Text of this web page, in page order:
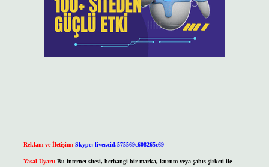
Reklam ve İletişim: Skype: live:.cid.575569c608265c69
Yasal Uyarı: Bu internet sitesi, herhangi bir marka, kurum veya şahıs şirketi ile